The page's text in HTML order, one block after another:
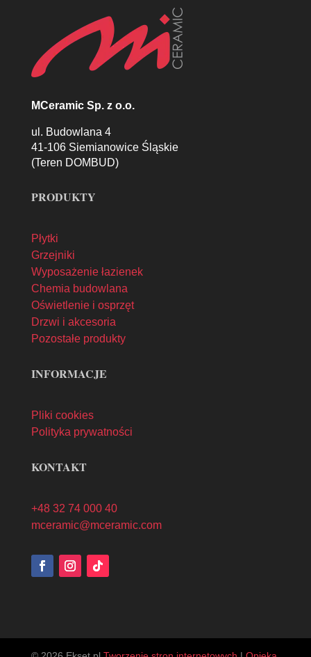
MCeramic Sp. z o.o.
ul. Budowlana 4
41-106 Siemianowice Śląskie
(Teren DOMBUD)
PRODUKTY
Płytki
Grzejniki
Wyposażenie łazienek
Chemia budowlana
Oświetlenie i osprzęt
Drzwi i akcesoria
Pozostałe produkty
INFORMACJE
Pliki cookies
Polityka prywatności
KONTAKT
+48 32 74 000 40
mceramic@mceramic.com